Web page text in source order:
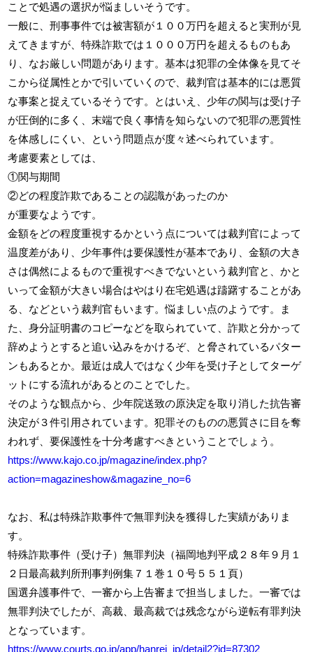
ことで処遇の選択が悩ましいそうです。
一般に、刑事事件では被害額が１００万円を超えると実刑が見
えてきますが、特殊詐欺では１０００万円を超えるものもあ
り、なお厳しい問題があります。基本は犯罪の全体像を見てそ
こから従属性とかで引いていくので、裁判官は基本的には悪質
な事案と捉えているそうです。とはいえ、少年の関与は受け子
が圧倒的に多く、末端で良く事情を知らないので犯罪の悪質性
を体感しにくい、という問題点が度々述べられています。
考慮要素としては、
①関与期間
②どの程度詐欺であることの認識があったのか
が重要なようです。
金額をどの程度重視するかという点については裁判官によって
温度差があり、少年事件は要保護性が基本であり、金額の大き
さは偶然によるもので重視すべきでないという裁判官と、かと
いって金額が大きい場合はやはり在宅処遇は躊躇することがあ
る、などという裁判官もいます。悩ましい点のようです。ま
た、身分証明書のコピーなどを取られていて、詐欺と分かって
辞めようとすると追い込みをかけるぞ、と脅されているパター
ンもあるとか。最近は成人ではなく少年を受け子としてターゲ
ットにする流れがあるとのことでした。
そのような観点から、少年院送致の原決定を取り消した抗告審
決定が３件引用されています。犯罪そのものの悪質さに目を奪
われず、要保護性を十分考慮すべきということでしょう。
https://www.kajo.co.jp/magazine/index.php?
action=magazineshow&magazine_no=6
なお、私は特殊詐欺事件で無罪判決を獲得した実績がありま
す。
特殊詐欺事件（受け子）無罪判決（福岡地判平成２８年９月１
２日最高裁判所刑事判例集７１巻１０号５５１頁）
国選弁護事件で、一審から上告審まで担当しました。一審では
無罪判決でしたが、高裁、最高裁では残念ながら逆転有罪判決
となっています。
https://www.courts.go.jp/app/hanrei_jp/detail2?id=87302